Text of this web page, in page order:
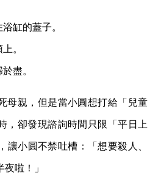
缸的蓋子。
。
盡。
母親，但是當小圓想打給「兒童
，卻發現諮詢時間只限「平日上
讓小圓不禁吐槽：「想要殺人、
啦！」